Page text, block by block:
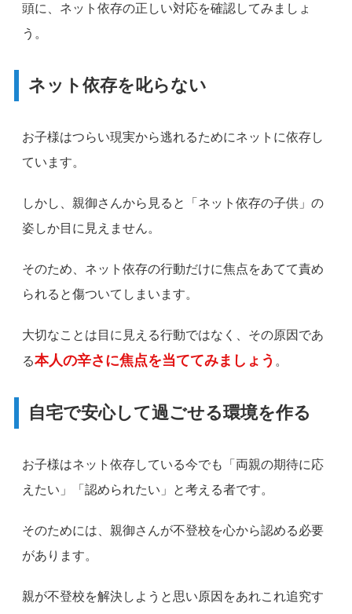
頭に、ネット依存の正しい対応を確認してみましょ
う。
ネット依存を叱らない
お子様はつらい現実から逃れるためにネットに依存し
ています。
しかし、親御さんから見ると「ネット依存の子供」の
姿しか目に見えません。
そのため、ネット依存の行動だけに焦点をあてて責め
られると傷ついてしまいます。
大切なことは目に見える行動ではなく、その原因であ
る本人の辛さに焦点を当ててみましょう 。
自宅で安心して過ごせる環境を作る
お子様はネット依存している今でも「両親の期待に応
えたい」「認められたい」と考える者です。
そのためには、親御さんが不登校を心から認める必要
があります。
親が不登校を解決しようと思い原因をあれこれ追究す